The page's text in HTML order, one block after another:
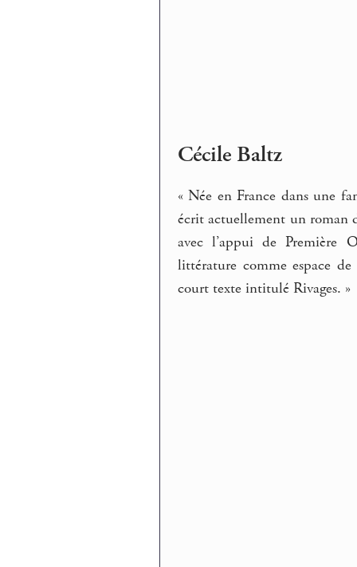
Cécile Baltz
« Née en France dans une
écrit actuellement un roman
avec l’appui de Première
littérature comme espace
court texte intitulé Rivages. »